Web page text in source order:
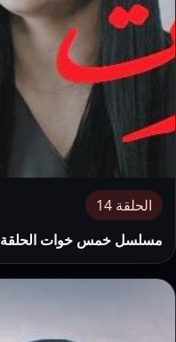
الحلقة 14
مسلسل خمس خوات الحلقة 14 الرابعة عشر HD